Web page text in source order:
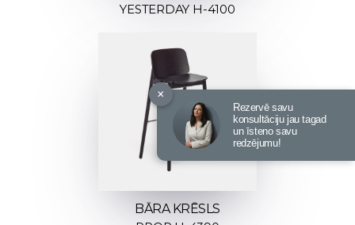
YESTERDAY H-4100
BĀRA KRĒSLS
×
Rezervē savu
konsultāciju jau tagad
un īsteno savu
redzējumu!